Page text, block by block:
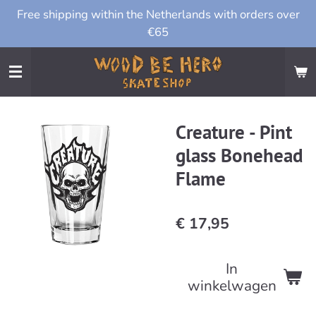
Ga
naar
de
Free shipping within the Netherlands with orders over
€65
Creature - Pint
glass Bonehead
Flame
€ 17,95
In
winkelwagen